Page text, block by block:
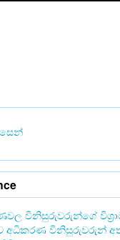
විනිසුරුවරුන්ගේ
අධිකරණ විනිසුරුවරුන්